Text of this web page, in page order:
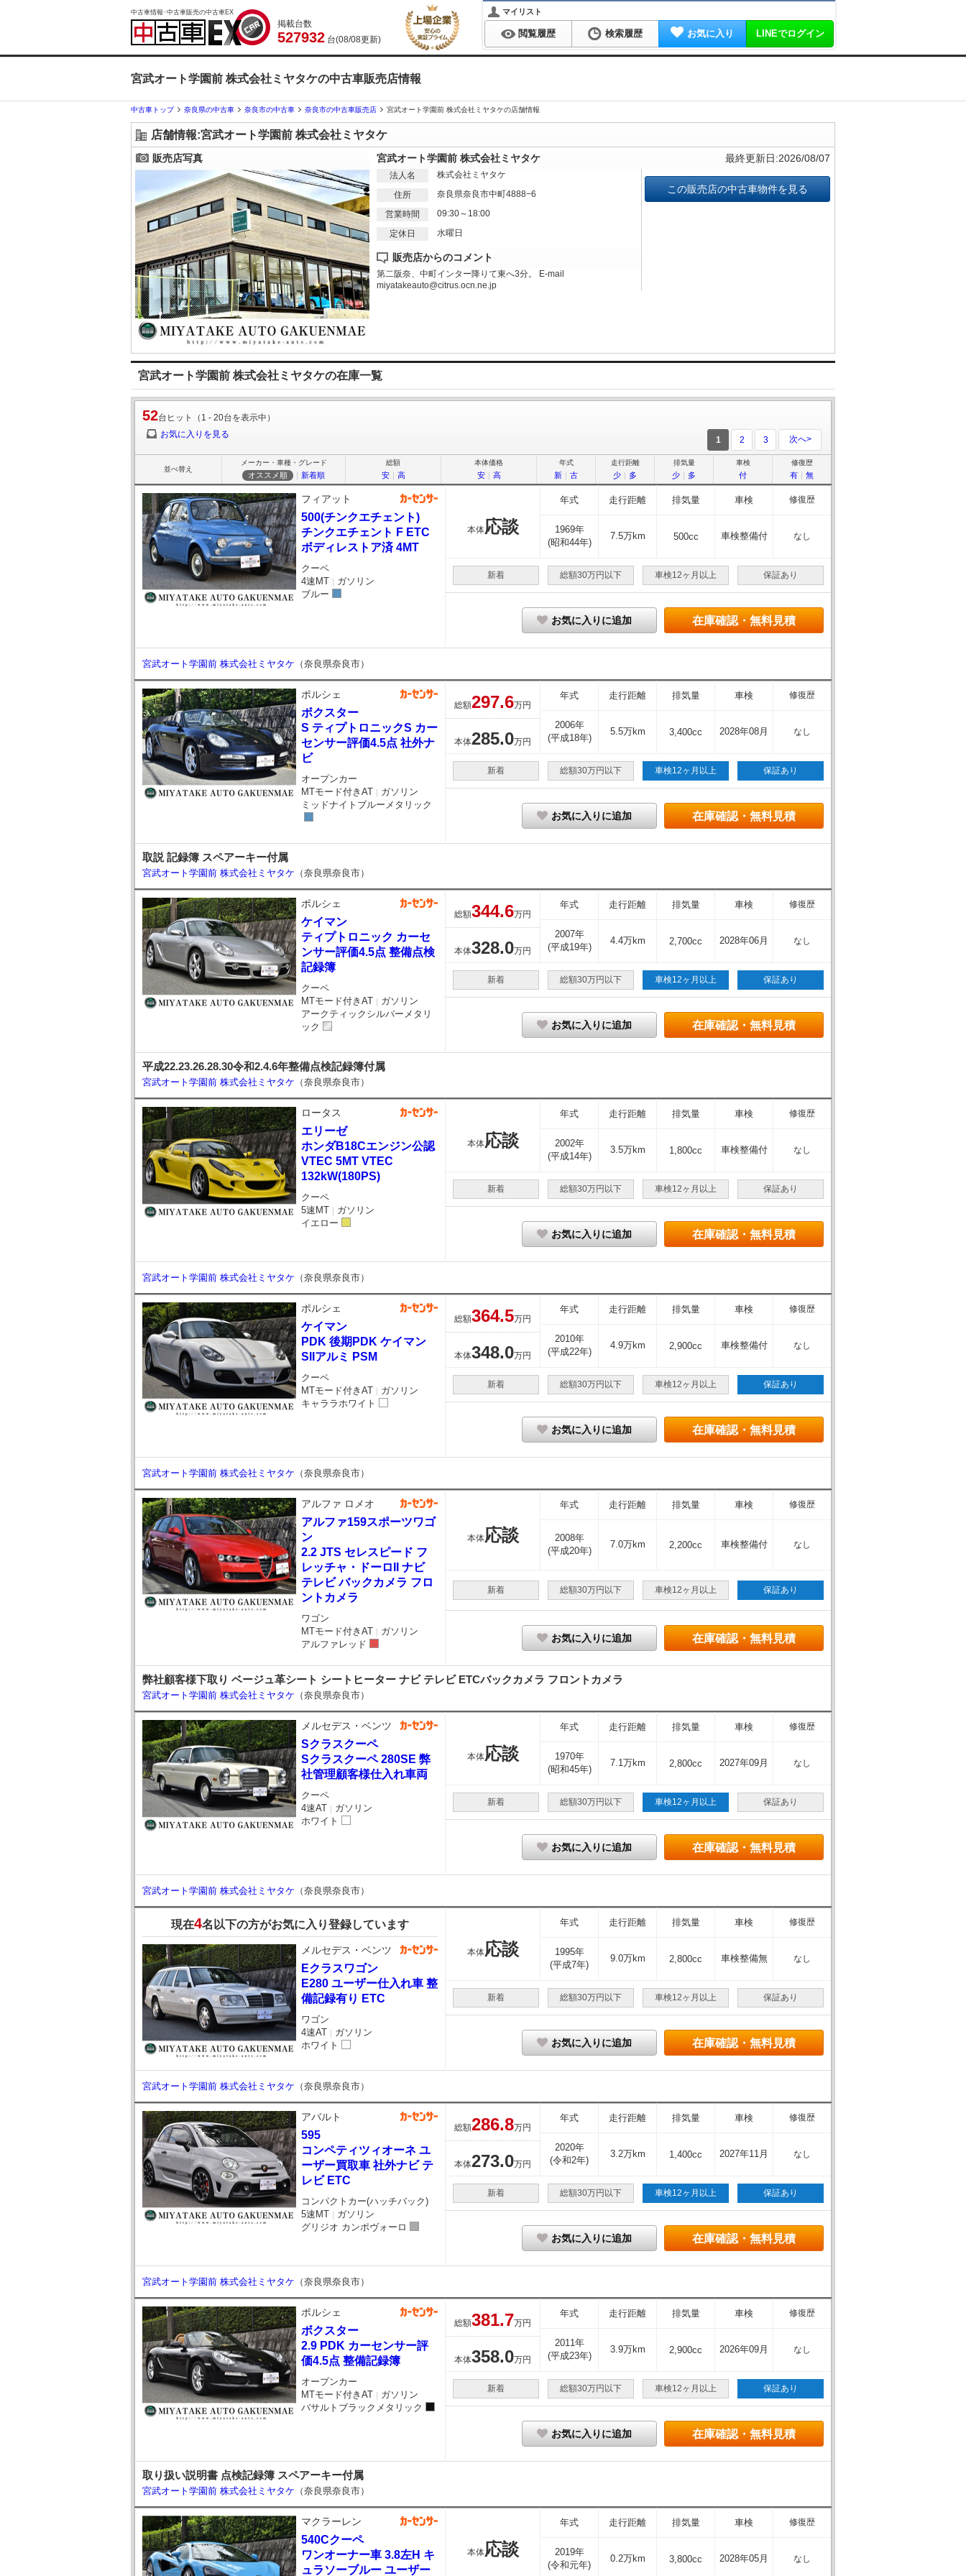
中古車情報･中古車販売の中古車EX
掲載台数
527932 台(08/08更新)
マイリスト
閲覧履歴 検索履歴 お気に入り LINEでログイン
宮武オート学園前 株式会社ミヤタケの中古車販売店情報
中古車トップ 奈良県の中古車 奈良市の中古車 奈良市の中古車販売店 宮武オート学園前 株式会社ミヤタケの店舗情報
店舗情報:宮武オート学園前 株式会社ミヤタケ
販売店写真 宮武オート学園前 株式会社ミヤタケ
法人名
株式会社ミヤタケ
住所
奈良県奈良市中町4888−6
営業時間
09:30～18:00
定休日
水曜日
販売店からのコメント
第二阪奈、中町インター降りて東へ3分。 E-mail
miyatakeauto@citrus.ocn.ne.jp
最終更新日:2026/08/07
この販売店の中古車物件を見る
宮武オート学園前 株式会社ミヤタケの在庫一覧
52台ヒット（1 - 20台を表示中）
お気に入りを見る
1 2 3 次へ>
並べ替え
メーカー・車種・グレード
オススメ順 ｜ 新着順
総額
安｜ 高
本体価格
安｜ 高
年式
新 ｜ 古
走行距離
少 ｜ 多
排気量
少 ｜ 多
車検
付
修復歴
有 ｜ 無
フィアット
500(チンクエチェント)
チンクエチェント F ETC
ボディレストア済 4MT
クーペ
4速MT ｜ ガソリン
ブルー
本体応談
年式 走行距離 排気量 車検 修復歴
1969年
(昭和44年)
7.5万km 500cc 車検整備付 なし
新着 総額30万円以下 車検12ヶ月以上 保証あり
在庫確認・無料見積
お気に入りに追加
宮武オート学園前 株式会社ミヤタケ （奈良県奈良市）
ポルシェ
ボクスター
S ティプトロニックS カー
センサー評価4.5点 社外ナ
ビ
オープンカー
MTモード付きAT ｜ ガソリン
ミッドナイトブルーメタリック
総額297.6万円
本体285.0万円
年式 走行距離 排気量 車検 修復歴
2006年
(平成18年)
5.5万km 3,400cc 2028年08月 なし
新着 総額30万円以下 車検12ヶ月以上 保証あり
在庫確認・無料見積
お気に入りに追加
取説 記録簿 スペアーキー付属
宮武オート学園前 株式会社ミヤタケ （奈良県奈良市）
ポルシェ
ケイマン
ティプトロニック カーセ
ンサー評価4.5点 整備点検
記録簿
クーペ
MTモード付きAT ｜ ガソリン
アークティックシルバーメタリ
ック
総額344.6万円
本体328.0万円
年式 走行距離 排気量 車検 修復歴
2007年
(平成19年)
4.4万km 2,700cc 2028年06月 なし
新着 総額30万円以下 車検12ヶ月以上 保証あり
在庫確認・無料見積
お気に入りに追加
平成22.23.26.28.30令和2.4.6年整備点検記録簿付属
宮武オート学園前 株式会社ミヤタケ （奈良県奈良市）
ロータス
エリーゼ
ホンダB18Cエンジン公認
VTEC 5MT VTEC
132kW(180PS)
クーペ
5速MT ｜ ガソリン
イエロー
本体応談
年式 走行距離 排気量 車検 修復歴
2002年
(平成14年)
3.5万km 1,800cc 車検整備付 なし
新着 総額30万円以下 車検12ヶ月以上 保証あり
在庫確認・無料見積
お気に入りに追加
宮武オート学園前 株式会社ミヤタケ （奈良県奈良市）
ポルシェ
ケイマン
PDK 後期PDK ケイマン
SIIアルミ PSM
クーペ
MTモード付きAT ｜ ガソリン
キャララホワイト
総額364.5万円
本体348.0万円
年式 走行距離 排気量 車検 修復歴
2010年
(平成22年)
4.9万km 2,900cc 車検整備付 なし
新着 総額30万円以下 車検12ヶ月以上 保証あり
在庫確認・無料見積
お気に入りに追加
宮武オート学園前 株式会社ミヤタケ （奈良県奈良市）
アルファ ロメオ
アルファ159スポーツワゴ
ン
2.2 JTS セレスピード フ
レッチャ・ドーロII ナビ
テレビ バックカメラ フロ
ントカメラ
ワゴン
MTモード付きAT ｜ ガソリン
アルファレッド
本体応談
年式 走行距離 排気量 車検 修復歴
2008年
(平成20年)
7.0万km 2,200cc 車検整備付 なし
新着 総額30万円以下 車検12ヶ月以上 保証あり
在庫確認・無料見積
お気に入りに追加
弊社顧客様下取り ベージュ革シート シートヒーター ナビ テレビ ETCバックカメラ フロントカメラ
宮武オート学園前 株式会社ミヤタケ （奈良県奈良市）
メルセデス・ベンツ
Sクラスクーペ
Sクラスクーペ 280SE 弊
社管理顧客様仕入れ車両
クーペ
4速AT ｜ ガソリン
ホワイト
本体応談
年式 走行距離 排気量 車検 修復歴
1970年
(昭和45年)
7.1万km 2,800cc 2027年09月 なし
新着 総額30万円以下 車検12ヶ月以上 保証あり
在庫確認・無料見積
お気に入りに追加
宮武オート学園前 株式会社ミヤタケ （奈良県奈良市）
現在4名以下の方がお気に入り登録しています
メルセデス・ベンツ
Eクラスワゴン
E280 ユーザー仕入れ車 整
備記録有り ETC
ワゴン
4速AT ｜ ガソリン
ホワイト
本体応談
年式 走行距離 排気量 車検 修復歴
1995年
(平成7年)
9.0万km 2,800cc 車検整備無 なし
新着 総額30万円以下 車検12ヶ月以上 保証あり
在庫確認・無料見積
お気に入りに追加
宮武オート学園前 株式会社ミヤタケ （奈良県奈良市）
アバルト
595
コンペティツィオーネ ユ
ーザー買取車 社外ナビ テ
レビ ETC
コンパクトカー(ハッチバック)
5速MT ｜ ガソリン
グリジオ カンポヴォーロ
総額286.8万円
本体273.0万円
年式 走行距離 排気量 車検 修復歴
2020年
(令和2年)
3.2万km 1,400cc 2027年11月 なし
新着 総額30万円以下 車検12ヶ月以上 保証あり
在庫確認・無料見積
お気に入りに追加
宮武オート学園前 株式会社ミヤタケ （奈良県奈良市）
ポルシェ
ボクスター
2.9 PDK カーセンサー評
価4.5点 整備記録簿
オープンカー
MTモード付きAT ｜ ガソリン
バサルトブラックメタリック
総額381.7万円
本体358.0万円
年式 走行距離 排気量 車検 修復歴
2011年
(平成23年)
3.9万km 2,900cc 2026年09月 なし
新着 総額30万円以下 車検12ヶ月以上 保証あり
在庫確認・無料見積
お気に入りに追加
取り扱い説明書 点検記録簿 スペアーキー付属
宮武オート学園前 株式会社ミヤタケ （奈良県奈良市）
マクラーレン
540Cクーペ
ワンオーナー車 3.8左H キ
ュラソーブルー ユーザー
本体応談
年式 走行距離 排気量 車検 修復歴
2019年
(令和元年)
0.2万km 3,800cc 2028年05月 なし